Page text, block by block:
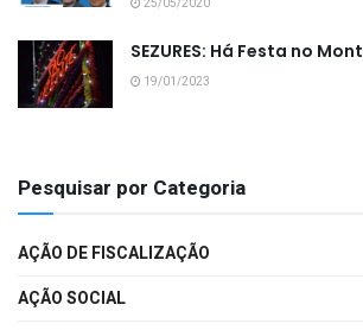
25/05/2020
SEZURES: Há Festa no
19/01/2023
Pesquisar por Categoria
AÇÃO DE FISCALIZAÇÃO
AÇÃO SOCIAL